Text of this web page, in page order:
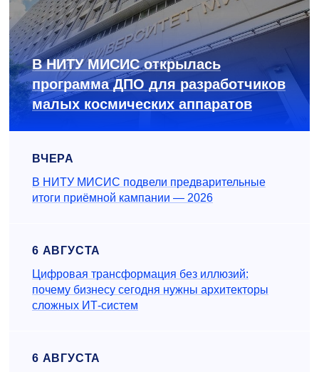
В НИТУ МИСИС открылась
программа ДПО для разработчиков
малых космических аппаратов
ВЧЕРА
В НИТУ МИСИС подвели предварительные
итоги приёмной кампании — 2026
6 АВГУСТА
Цифровая трансформация без иллюзий:
почему бизнесу сегодня нужны архитекторы
сложных ИТ-систем
6 АВГУСТА